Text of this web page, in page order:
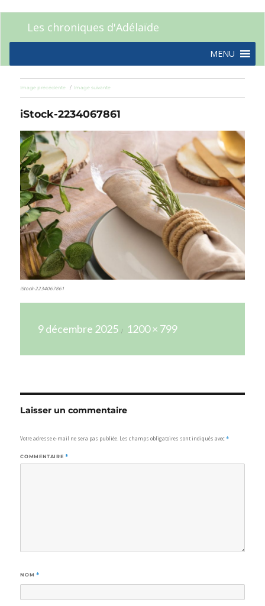
Les chroniques d'Adélaïde
MENU
Image précédente Image suivante
iStock-2234067861
iStock-2234067861
le
9 décembre 2025
réelle
1200 × 799
Laisser un commentaire
Votre adresse e-mail ne sera pas publiée. Les champs obligatoires sont indiqués avec*
COMMENTAIRE *
NOM *